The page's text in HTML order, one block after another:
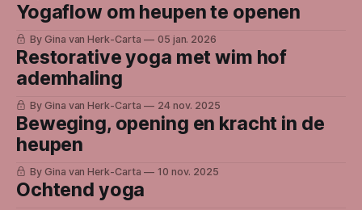
Yogaflow om heupen te openen
By Gina van Herk-Carta 05 jan. 2026
Restorative yoga met wim hof
ademhaling
By Gina van Herk-Carta 24 nov. 2025
Beweging, opening en kracht in de
heupen
By Gina van Herk-Carta 10 nov. 2025
Ochtend yoga